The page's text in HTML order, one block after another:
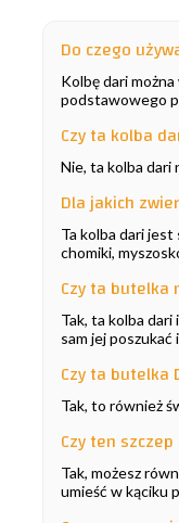
Do czego
Kolbę dari
podstawowego
Czy ta kolba
Nie, ta kolba dari
Dla jakich
Ta kolba dari
chomiki,
Czy ta butelka
Tak, ta kolba dari
sam jej poszukać
Czy ta butelka
Tak, to również
Czy ten
Tak, możesz
umieść w kąciku